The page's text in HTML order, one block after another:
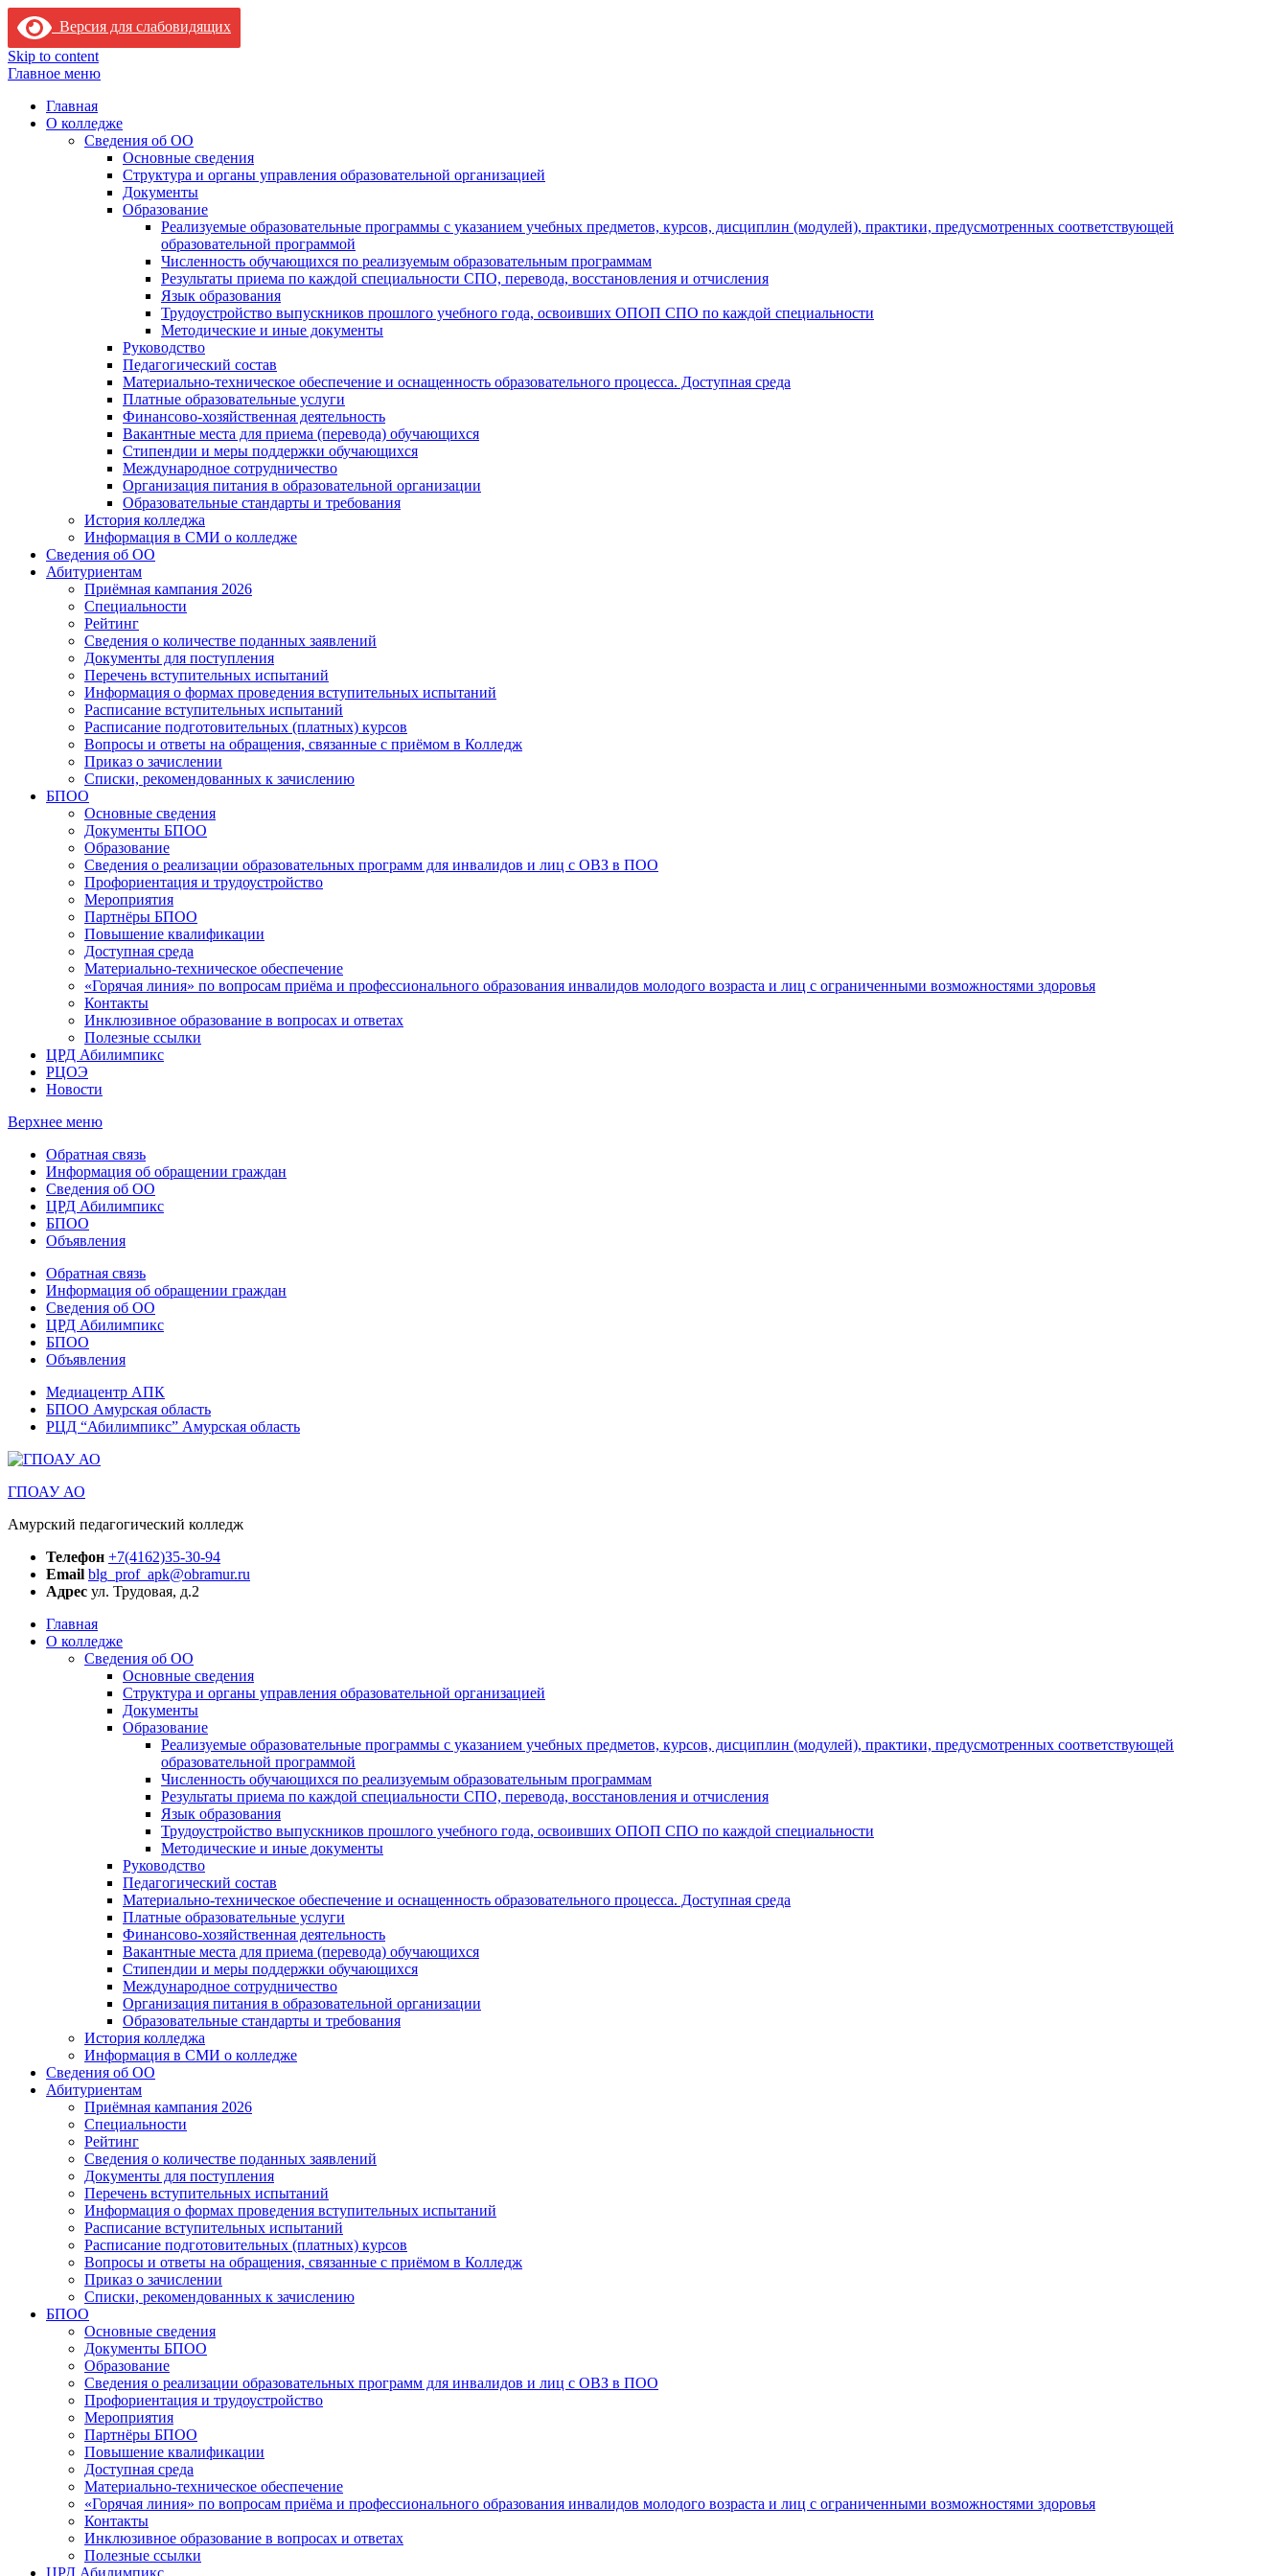
Версия для слабовидящих
Skip to content
Главное меню
Главная
О колледже
Сведения об ОО
Основные сведения
Структура и органы управления образовательной организацией
Документы
Образование
Реализуемые образовательные программы с указанием учебных предметов, курсов, дисциплин (модулей), практики, предусмотренных соответствующей
образовательной программой
Численность обучающихся по реализуемым образовательным программам
Результаты приема по каждой специальности СПО, перевода, восстановления и отчисления
Язык образования
Трудоустройство выпускников прошлого учебного года, освоивших ОПОП СПО по каждой специальности
Методические и иные документы
Руководство
Педагогический состав
Материально-техническое обеспечение и оснащенность образовательного процесса. Доступная среда
Платные образовательные услуги
Финансово-хозяйственная деятельность
Вакантные места для приема (перевода) обучающихся
Стипендии и меры поддержки обучающихся
Международное сотрудничество
Организация питания в образовательной организации
Образовательные стандарты и требования
История колледжа
Информация в СМИ о колледже
Сведения об ОО
Абитуриентам
Приёмная кампания 2026
Специальности
Рейтинг
Сведения о количестве поданных заявлений
Документы для поступления
Перечень вступительных испытаний
Информация о формах проведения вступительных испытаний
Расписание вступительных испытаний
Расписание подготовительных (платных) курсов
Вопросы и ответы на обращения, связанные с приёмом в Колледж
Приказ о зачислении
Списки, рекомендованных к зачислению
БПОО
Основные сведения
Документы БПОО
Образование
Сведения о реализации образовательных программ для инвалидов и лиц с ОВЗ в ПОО
Профориентация и трудоустройство
Мероприятия
Партнёры БПОО
Повышение квалификации
Доступная среда
Материально-техническое обеспечение
«Горячая линия» по вопросам приёма и профессионального образования инвалидов молодого возраста и лиц с ограниченными возможностями здоровья
Контакты
Инклюзивное образование в вопросах и ответах
Полезные ссылки
ЦРД Абилимпикс
РЦОЭ
Новости
Верхнее меню
Обратная связь
Информация об обращении граждан
Сведения об ОО
ЦРД Абилимпикс
БПОО
Объявления
Обратная связь
Информация об обращении граждан
Сведения об ОО
ЦРД Абилимпикс
БПОО
Объявления
Медиацентр АПК
БПОО Амурская область
РЦД “Абилимпикс” Амурская область
ГПОАУ АО
Амурский педагогический колледж
Телефон +7(4162)35-30-94
Email blg_prof_apk@obramur.ru
Адрес ул. Трудовая, д.2
Главная
О колледже
Сведения об ОО
Основные сведения
Структура и органы управления образовательной организацией
Документы
Образование
Реализуемые образовательные программы с указанием учебных предметов, курсов, дисциплин (модулей), практики, предусмотренных соответствующей
образовательной программой
Численность обучающихся по реализуемым образовательным программам
Результаты приема по каждой специальности СПО, перевода, восстановления и отчисления
Язык образования
Трудоустройство выпускников прошлого учебного года, освоивших ОПОП СПО по каждой специальности
Методические и иные документы
Руководство
Педагогический состав
Материально-техническое обеспечение и оснащенность образовательного процесса. Доступная среда
Платные образовательные услуги
Финансово-хозяйственная деятельность
Вакантные места для приема (перевода) обучающихся
Стипендии и меры поддержки обучающихся
Международное сотрудничество
Организация питания в образовательной организации
Образовательные стандарты и требования
История колледжа
Информация в СМИ о колледже
Сведения об ОО
Абитуриентам
Приёмная кампания 2026
Специальности
Рейтинг
Сведения о количестве поданных заявлений
Документы для поступления
Перечень вступительных испытаний
Информация о формах проведения вступительных испытаний
Расписание вступительных испытаний
Расписание подготовительных (платных) курсов
Вопросы и ответы на обращения, связанные с приёмом в Колледж
Приказ о зачислении
Списки, рекомендованных к зачислению
БПОО
Основные сведения
Документы БПОО
Образование
Сведения о реализации образовательных программ для инвалидов и лиц с ОВЗ в ПОО
Профориентация и трудоустройство
Мероприятия
Партнёры БПОО
Повышение квалификации
Доступная среда
Материально-техническое обеспечение
«Горячая линия» по вопросам приёма и профессионального образования инвалидов молодого возраста и лиц с ограниченными возможностями здоровья
Контакты
Инклюзивное образование в вопросах и ответах
Полезные ссылки
ЦРД Абилимпикс